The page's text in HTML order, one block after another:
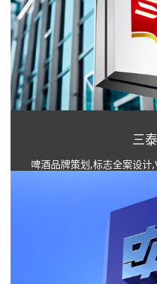
三
啤酒品牌策划,标志全案设